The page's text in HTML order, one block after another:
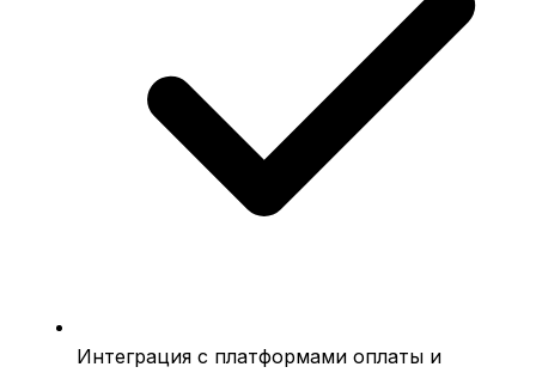
Интеграция с платформами оплаты и